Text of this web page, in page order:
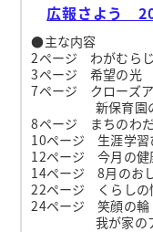
広報さよう
●主な内容
2ページ わがむら
3ページ 希望の光
7ページ クローズ
新保育園の運
8ページ まちのわ
10ページ 生涯学習
12ページ 今月の健
14ページ 8月のお
22ページ くらしの
24ページ 笑顔の輪
我が家のア